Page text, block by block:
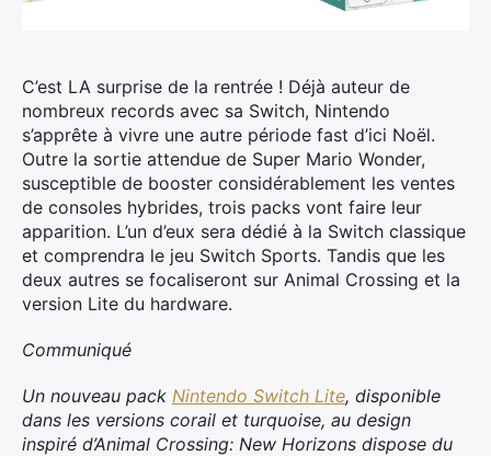
C’est LA surprise de la rentrée ! Déjà auteur de
nombreux records avec sa Switch, Nintendo
s’apprête à vivre une autre période fast d’ici Noël.
Outre la sortie attendue de Super Mario Wonder,
susceptible de booster considérablement les ventes
de consoles hybrides, trois packs vont faire leur
apparition. L’un d’eux sera dédié à la Switch classique
et comprendra le jeu Switch Sports. Tandis que les
deux autres se focaliseront sur Animal Crossing et la
version Lite du hardware.
Communiqué
Un nouveau pack Nintendo Switch Lite, disponible
dans les versions corail et turquoise, au design
inspiré d’Animal Crossing: New Horizons dispose du